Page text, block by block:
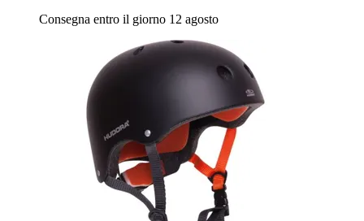
Consegna entro il giorno 12 agosto